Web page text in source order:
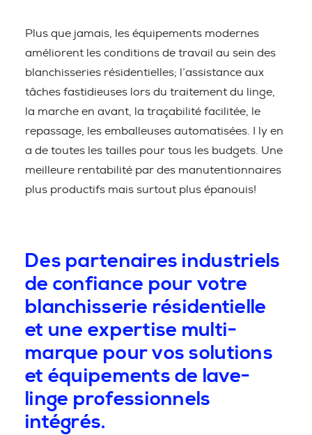
Plus que jamais, les équipements modernes
améliorent les conditions de travail au sein des
blanchisseries résidentielles; l’assistance aux
tâches fastidieuses lors du traitement du linge,
la marche en avant, la traçabilité facilitée, le
repassage, les emballeuses automatisées. I ly en
a de toutes les tailles pour tous les budgets. Une
meilleure rentabilité par des manutentionnaires
plus productifs mais surtout plus épanouis!
Des partenaires industriels
de confiance pour votre
blanchisserie résidentielle
et une expertise multi-
marque pour vos solutions
et équipements de lave-
linge professionnels
intégrés.